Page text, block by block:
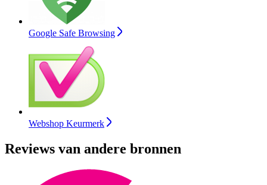
Google Safe Browsing
Webshop Keurmerk
Reviews van andere bronnen